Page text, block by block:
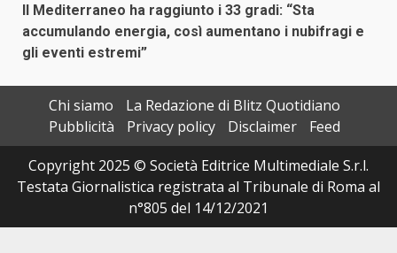
Il Mediterraneo ha raggiunto i 33 gradi: “Sta
accumulando energia, così aumentano i nubifragi e
gli eventi estremi”
Chi siamo
La Redazione di Blitz Quotidiano
Pubblicità
Privacy policy Disclaimer
Feed
Copyright 2025 © Società Editrice Multimediale S.r.l.
Testata Giornalistica registrata al Tribunale di Roma al
n°805 del 14/12/2021